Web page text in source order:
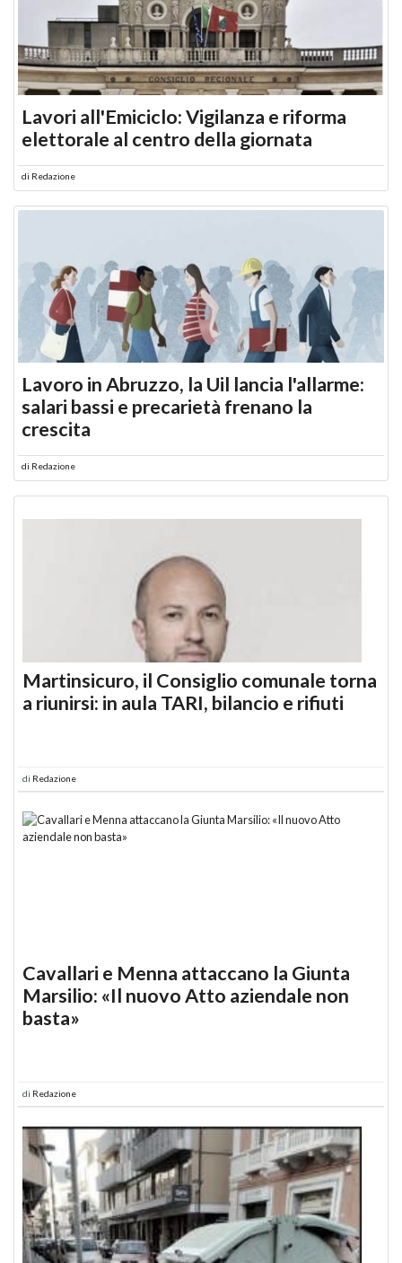
Lavori all'Emiciclo: Vigilanza e riforma
elettorale al centro della giornata
di Redazione
Lavoro in Abruzzo, la Uil lancia l'allarme:
salari bassi e precarietà frenano la
crescita
di Redazione
Martinsicuro, il Consiglio comunale torna
a riunirsi: in aula TARI, bilancio e rifiuti
di Redazione
Cavallari e Menna attaccano la Giunta
Marsilio: «Il nuovo Atto aziendale non
basta»
di Redazione